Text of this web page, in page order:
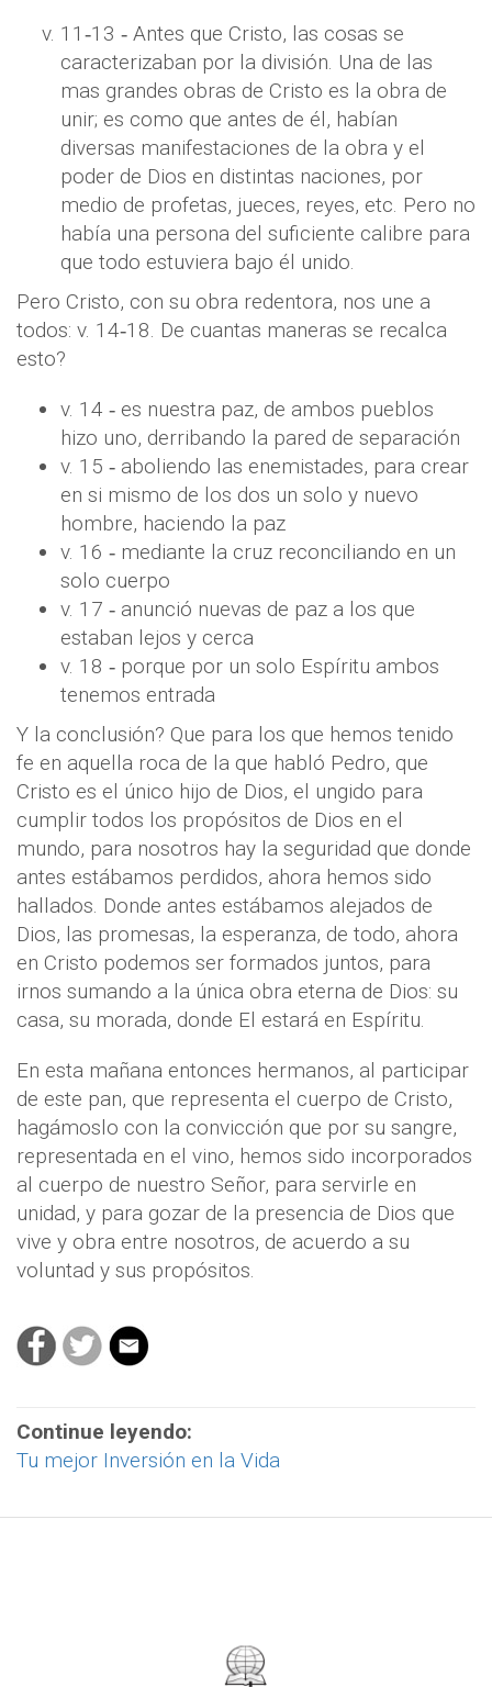
11‐13 ‐ Antes que Cristo, las cosas se
caracterizaban por la división. Una de las
mas grandes obras de Cristo es la obra de
unir; es como que antes de él, habían
diversas manifestaciones de la obra y el
poder de Dios en distintas naciones, por
medio de profetas, jueces, reyes, etc. Pero no
había una persona del suficiente calibre para
que todo estuviera bajo él unido.
Pero Cristo, con su obra redentora, nos une a
todos: v. 14‐18. De cuantas maneras se recalca
esto?
v. 14 ‐ es nuestra paz, de ambos pueblos
hizo uno, derribando la pared de separación
v. 15 ‐ aboliendo las enemistades, para crear
en si mismo de los dos un solo y nuevo
hombre, haciendo la paz
v. 16 ‐ mediante la cruz reconciliando en un
solo cuerpo
v. 17 ‐ anunció nuevas de paz a los que
estaban lejos y cerca
v. 18 ‐ porque por un solo Espíritu ambos
tenemos entrada
Y la conclusión? Que para los que hemos tenido
fe en aquella roca de la que habló Pedro, que
Cristo es el único hijo de Dios, el ungido para
cumplir todos los propósitos de Dios en el
mundo, para nosotros hay la seguridad que donde
antes estábamos perdidos, ahora hemos sido
hallados. Donde antes estábamos alejados de
Dios, las promesas, la esperanza, de todo, ahora
en Cristo podemos ser formados juntos, para
irnos sumando a la única obra eterna de Dios: su
casa, su morada, donde El estará en Espíritu.
En esta mañana entonces hermanos, al participar
de este pan, que representa el cuerpo de Cristo,
hagámoslo con la convicción que por su sangre,
representada en el vino, hemos sido incorporados
al cuerpo de nuestro Señor, para servirle en
unidad, y para gozar de la presencia de Dios que
vive y obra entre nosotros, de acuerdo a su
voluntad y sus propósitos.
Continue leyendo:
Tu mejor Inversión en la Vida